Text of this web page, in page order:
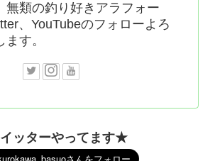
無類の釣り好きアラフォー
、YouTubeのフォローよろ
す。
ッターやってます★